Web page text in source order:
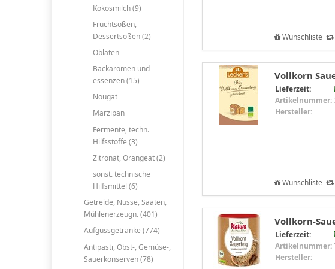
Kokosmilch (9)
Fruchtsoßen,
Dessertsoßen (2)
Oblaten
Backaromen und -
essenzen (15)
Nougat
Marzipan
Fermente, techn.
Hilfsstoffe (3)
Zitronat, Orangeat (2)
sonst. technische
Hilfsmittel (6)
Getreide, Nüsse, Saaten,
Mühlenerzeugn. (401)
Aufgussgetränke (774)
Antipasti, Obst-, Gemüse-,
Sauerkonserven (78)
Wunschliste
Vollkorn
Lieferzeit:
Artikelnummer:
Hersteller:
Wunschliste
Vollkorn-
Lieferzeit:
Artikelnummer:
Hersteller: